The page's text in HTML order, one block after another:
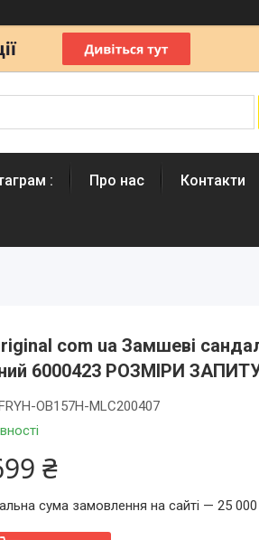
: Про нас Контакти
com ua Замшеві
6000423 РОЗМІРИ
OB157H-MLC200407
₴
сума замовлення на сайті — 25